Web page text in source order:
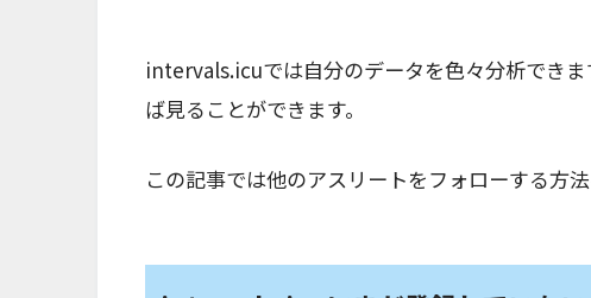
intervals.icuでは自分のデータを色々分析でき
ば見ることができます。
この記事では他のアスリートをフォローする方法